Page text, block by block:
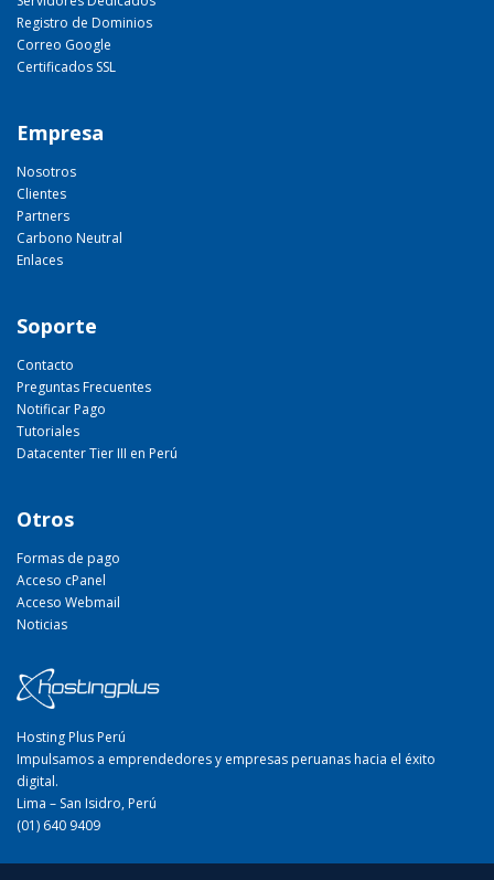
Registro de Dominios
Correo Google
Certificados SSL
Empresa
Nosotros
Clientes
Partners
Carbono Neutral
Enlaces
Soporte
Contacto
Preguntas Frecuentes
Notificar Pago
Tutoriales
Datacenter Tier III en Perú
Otros
Formas de pago
Acceso cPanel
Acceso Webmail
Noticias
Hosting Plus Perú
Impulsamos a emprendedores y empresas peruanas hacia el éxito
digital.
Lima – San Isidro, Perú
(01) 640 9409